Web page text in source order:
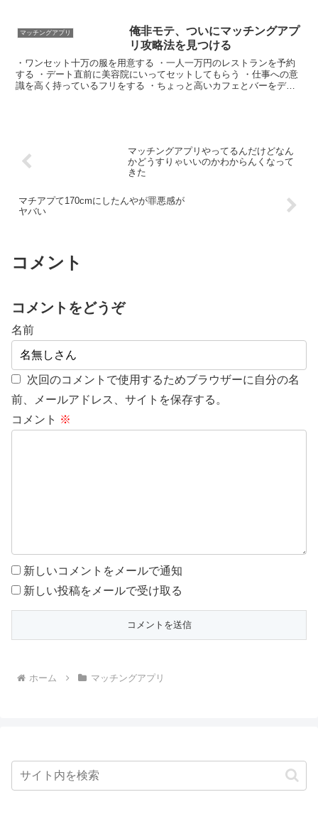
マッチングアプリ
俺非モテ、ついにマッチングアプ
リ攻略法を見つける
・ワンセット十万の服を用意する ・一人一万円のレストランを予約
する ・デート直前に美容院にいってセットしてもらう ・仕事への意
識を高く持っているフリをする ・ちょっと高いカフェとバーをデー
マッチングアプリやってるんだけどなん
かどうすりゃいいのかわからんくなって
きた
マチアプて170cmにしたんやが罪悪感が
ヤバい
コメント
コメントをどうぞ
名前
次回のコメントで使用するためブラウザーに自分の名
前、メールアドレス、サイトを保存する。
コメント ※
新しいコメントをメールで通知
新しい投稿をメールで受け取る
ホーム マッチングアプリ